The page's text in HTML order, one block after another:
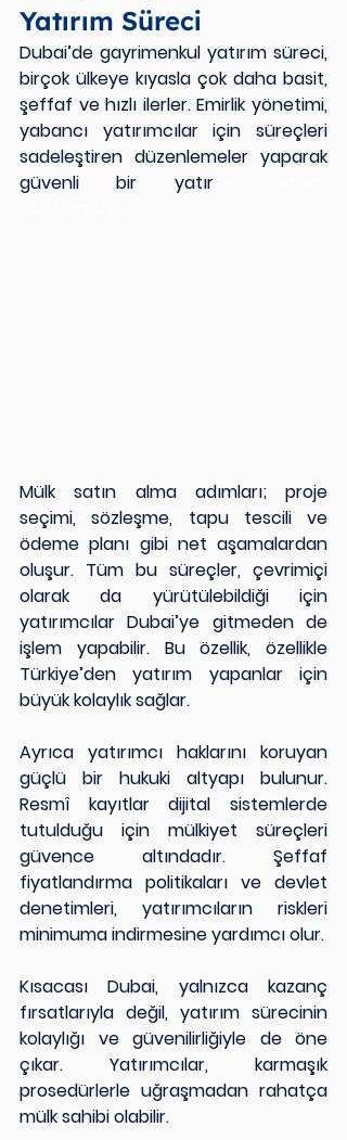
Yatırım Süreci
Dubai’de gayrimenkul yatırım süreci,
birçok ülkeye kıyasla çok daha basit,
şeffaf ve hızlı ilerler. Emirlik yönetimi,
yabancı yatırımcılar için süreçleri
sadeleştiren düzenlemeler yaparak
güvenli bir yatırım ortamı
Mülk satın alma adımları; proje
seçimi, sözleşme, tapu tescili ve
ödeme planı gibi net aşamalardan
oluşur. Tüm bu süreçler, çevrimiçi
olarak da yürütülebildiği için
yatırımcılar Dubai’ye gitmeden de
işlem yapabilir. Bu özellik, özellikle
Türkiye’den yatırım yapanlar için
büyük kolaylık sağlar.
Ayrıca yatırımcı haklarını koruyan
güçlü bir hukuki altyapı bulunur.
Resmî kayıtlar dijital sistemlerde
tutulduğu için mülkiyet süreçleri
güvence altındadır. Şeffaf
fiyatlandırma politikaları ve devlet
denetimleri, yatırımcıların riskleri
minimuma indirmesine yardımcı olur.
Kısacası Dubai, yalnızca kazanç
fırsatlarıyla değil, yatırım sürecinin
kolaylığı ve güvenilirliğiyle de öne
çıkar. Yatırımcılar, karmaşık
prosedürlerle uğraşmadan rahatça
mülk sahibi olabilir.